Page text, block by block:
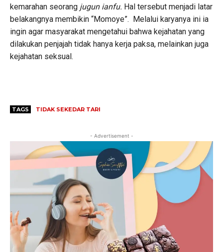
kemarahan seorang jugun ianfu. Hal tersebut menjadi latar
belakangnya membikin “Momoye”. Melalui karyanya ini ia
ingin agar masyarakat mengetahui bahwa kejahatan yang
dilakukan penjajah tidak hanya kerja paksa, melainkan juga
kejahatan seksual.
TAGS TIDAK SEKEDAR TARI
- Advertisement -